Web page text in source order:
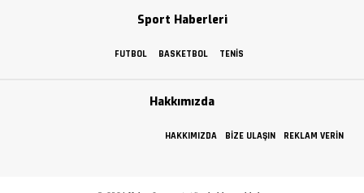
Sport Haberleri
FUTBOL BASKETBOL TENIS
Hakkımızda
HAKKIMIZDA BIZE ULAŞIN REKLAM VERIN